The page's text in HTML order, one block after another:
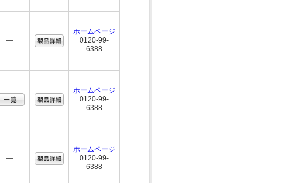
―
ホームページ
0120-99-
6388
ホームページ
0120-99-
6388
―
ホームページ
0120-99-
6388